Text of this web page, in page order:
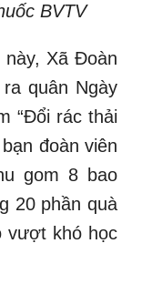
BVTV
này, Xã Đoàn
quân Ngày
“Đổi rác thải
đoàn viên
gom 8 bao
20 phần quà
vượt khó học